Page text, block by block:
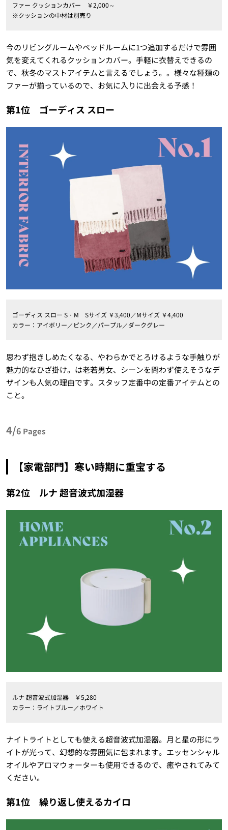
ファー クッションカバー ￥2,000～
※クッションの中材は別売り
今のリビングルームやベッドルームに1つ追加するだけで雰囲
気を変えてくれるクッションカバー。手軽に衣替えできるの
で、秋冬のマストアイテムと言えるでしょう。。様々な種類の
ファーが揃っているので、お気に入りに出会える予感！
第1位 ゴーディス スロー
ゴーディス スロー S・M Sサイズ ￥3,400／Mサイズ ￥4,400
カラー：アイボリー／ピンク／パープル／ダークグレー
思わず抱きしめたくなる、やわらかでとろけるような手触りが
魅力的なひざ掛け。は老若男女、シーンを問わず使えそうなデ
ザインも人気の理由です。スタッフ定番中の定番アイテムとの
こと。
4/6 Pages
【家電部門】寒い時期に重宝する
第2位 ルナ 超音波式加湿器
ルナ 超音波式加湿器 ￥5,280
カラー：ライトブルー／ホワイト
ナイトライトとしても使える超音波式加湿器。月と星の形にラ
イトが光って、幻想的な雰囲気に包まれます。エッセンシャル
オイルやアロマウォーターも使用できるので、癒やされてみて
ください。
第1位 繰り返し使えるカイロ